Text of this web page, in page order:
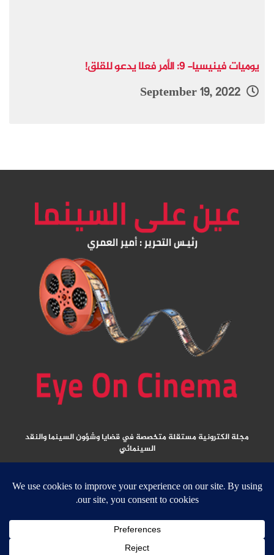
يوميات فينيسيا- 9: الأمر فعلا يدعو للقلق!
مجلة الكترونية مستقلة متخصصة في قضايا وشؤون السينما والنقد
السينمائي
جميع الحقوق محفوظة ولا يسمح بإعادة نشر أي مادة من المواد المنشورة في هذا
الموقع إلا بعد الحصول على تصريح مكتوب من الناشر/ رئيس التحرير
email: